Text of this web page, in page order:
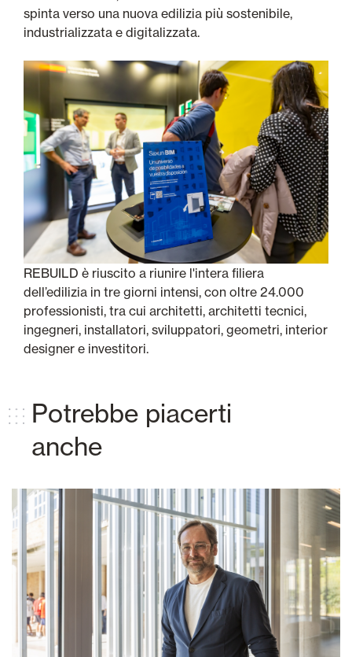
spinta verso una nuova edilizia più sostenibile,
industrializzata e digitalizzata.
REBUILD è riuscito a riunire l'intera filiera
dell’edilizia in tre giorni intensi, con oltre 24.000
professionisti, tra cui architetti, architetti tecnici,
ingegneri, installatori, sviluppatori, geometri, interior
designer e investitori.
Potrebbe piacerti
anche